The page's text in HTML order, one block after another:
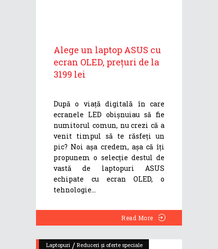
Alege un laptop ASUS cu
ecran OLED, prețuri de la
3199 lei
După o viață digitală în care
ecranele LED obișnuiau să fie
numitorul comun, nu crezi că a
venit timpul să te răsfeți un
pic? Noi așa credem, așa că îți
propunem o selecție destul de
vastă de laptopuri ASUS
echipate cu ecran OLED, o
tehnologie
Read More
Laptopuri / Reduceri și oferte speciale